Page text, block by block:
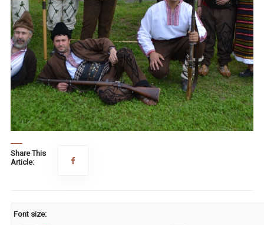
Share This
Article:
Font size: